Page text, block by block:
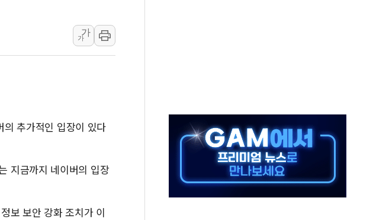
[내일날씨] 절기상 '입추'에 폭염 절정…서울 한낮 39도
제천 바이오밸리 공장 옥상서 불…30여분 만에 진화
[속보] 북, 동해상으로 미상 발사체 발사
가
가
추가적인 입장이 있다
지금까지 네이버의 입장
보 보안 강화 조치가 이